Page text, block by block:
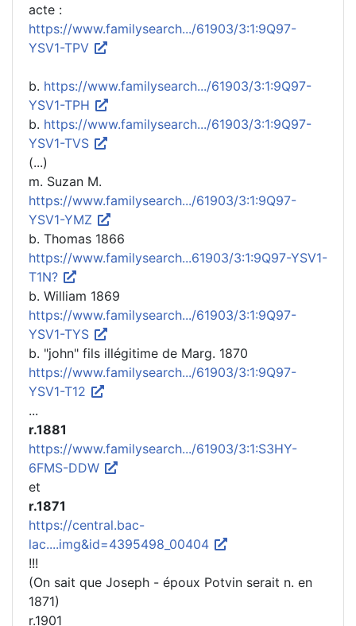
acte :
https://www.familysearch.../61903/3:1:9Q97-
YSV1-TPV
b. https://www.familysearch.../61903/3:1:9Q97-
YSV1-TPH
b. https://www.familysearch.../61903/3:1:9Q97-
YSV1-TVS
(...)
m. Suzan M.
https://www.familysearch.../61903/3:1:9Q97-
YSV1-YMZ
b. Thomas 1866
https://www.familysearch...61903/3:1:9Q97-YSV1-
T1N?
b. William 1869
https://www.familysearch.../61903/3:1:9Q97-
YSV1-TYS
b. "john" fils illégitime de Marg. 1870
https://www.familysearch.../61903/3:1:9Q97-
YSV1-T12
...
r.1881
https://www.familysearch.../61903/3:1:S3HY-
6FMS-DDW
et
r.1871
https://central.bac-
lac....img&id=4395498_00404
!!!
(On sait que Joseph - époux Potvin serait n. en
1871)
r.1901